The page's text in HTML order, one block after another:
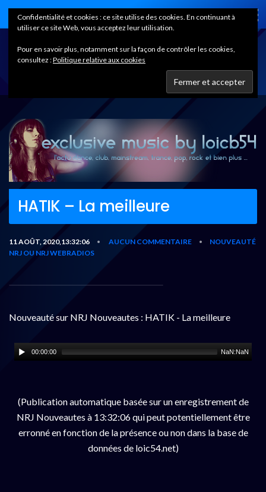
Home
HATIK – La meilleure
11 AOÛT, 2020,13:32:06 • AUCUN COMMENTAIRE •
NOUVEAUTÉ
NRJ OU NRJ WEBRADIOS
Nouveauté sur NRJ Nouveautes : HATIK - La meilleure
00:00:00 NaN:NaN
(Publication automatique basée sur un enregistrement de
NRJ Nouveautes à 13:32:06 qui peut potentiellement être
erronné en fonction de la présence ou non dans la base de
données de loic54.net)
Confidentialité et cookies : ce site utilise des cookies. En continuant à
utiliser ce site Web, vous acceptez leur utilisation.
Pour en savoir plus, notamment sur la façon de contrôler les cookies,
consultez :Politique relative aux cookies